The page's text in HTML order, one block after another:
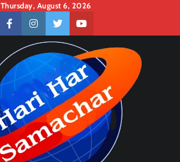
Thursday, August 6, 2026
facebookinstagramtwitteryoutube